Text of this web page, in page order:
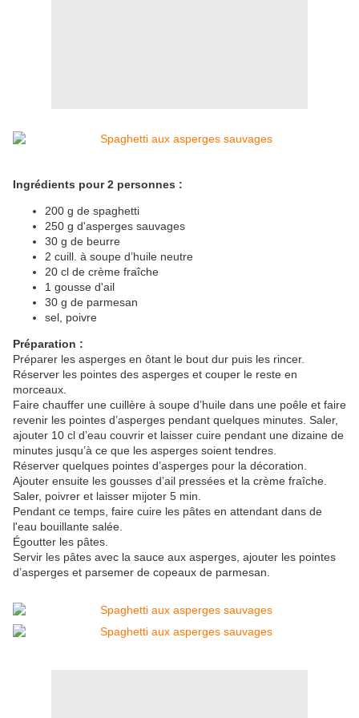
Ingrédients pour 2 personnes :
200 g de spaghetti
250 g d'asperges sauvages
30 g de beurre
2 cuill. à soupe d’huile neutre
20 cl de crème fraîche
1 gousse d'ail
30 g de parmesan
sel, poivre
Préparation :
Préparer les asperges en ôtant le bout dur puis les rincer.
Réserver les pointes des asperges et couper le reste en
morceaux.
Faire chauffer une cuillère à soupe d’huile dans une poêle et faire
revenir les pointes d’asperges pendant quelques minutes. Saler,
ajouter 10 cl d’eau couvrir et laisser cuire pendant une dizaine de
minutes jusqu’à ce que les asperges soient tendres.
Réserver quelques pointes d’asperges pour la décoration.
Ajouter ensuite les gousses d’ail pressées et la crème fraîche.
Saler, poivrer et laisser mijoter 5 min.
Pendant ce temps, faire cuire les pâtes en attendant dans de
l'eau bouillante salée.
Égoutter les pâtes.
Servir les pâtes avec la sauce aux asperges, ajouter les pointes
d’asperges et parsemer de copeaux de parmesan.